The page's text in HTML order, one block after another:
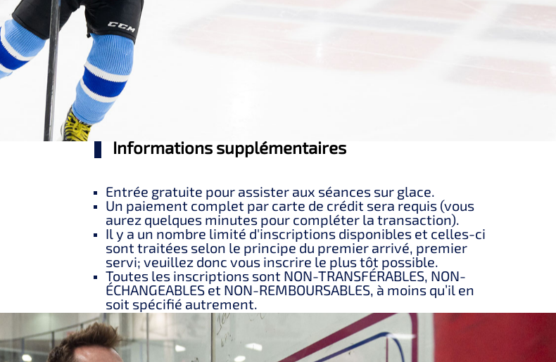
Informations supplémentaires
Entrée gratuite pour assister aux séances sur glace.
Un paiement complet par carte de crédit sera requis (vous
aurez quelques minutes pour compléter la transaction).
Il y a un nombre limité d'inscriptions disponibles et celles-ci
sont traitées selon le principe du premier arrivé, premier
servi; veuillez donc vous inscrire le plus tôt possible.
Toutes les inscriptions sont NON-TRANSFÉRABLES, NON-
ÉCHANGEABLES et NON-REMBOURSABLES, à moins qu’il en
soit spécifié autrement.